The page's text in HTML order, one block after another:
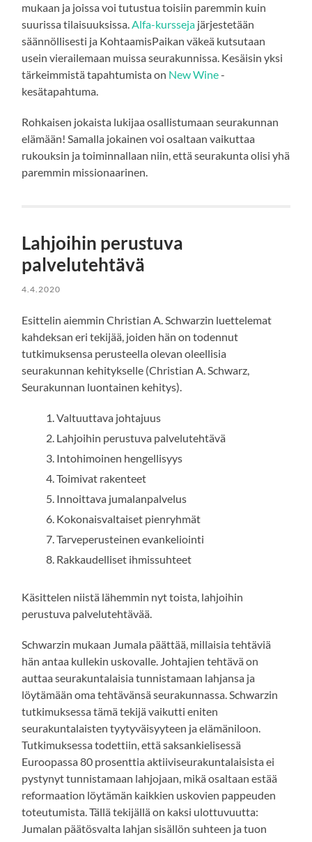
mukaan ja joissa voi tutustua toisiin paremmin kuin
suurissa tilaisuuksissa.Alfa-kursseja järjestetään
säännöllisesti ja KohtaamisPaikan väkeä kutsutaan
usein vierailemaan muissa seurakunnissa. Kesäisin yksi
tärkeimmistä tapahtumista on New Wine-
kesätapahtuma.
Rohkaisen jokaista lukijaa osallistumaan seurakunnan
elämään! Samalla jokainen voi osaltaan vaikuttaa
rukouksin ja toiminnallaan niin, että seurakunta olisi yhä
paremmin missionaarinen.
Lahjoihin perustuva
palvelutehtävä
4.4.2020
Esittelin aiemmin Christian A. Schwarzin luettelemat
kahdeksan eri tekijää, joiden hän on todennut
tutkimuksensa perusteella olevan oleellisia
seurakunnan kehitykselle (Christian A. Schwarz,
Seurakunnan luontainen kehitys).
Valtuuttava johtajuus
Lahjoihin perustuva palvelutehtävä
Intohimoinen hengellisyys
Toimivat rakenteet
Innoittava jumalanpalvelus
Kokonaisvaltaiset pienryhmät
Tarveperusteinen evankeliointi
Rakkaudelliset ihmissuhteet
Käsittelen niistä lähemmin nyt toista, lahjoihin
perustuva palvelutehtävää.
Schwarzin mukaan Jumala päättää, millaisia tehtäviä
hän antaa kullekin uskovalle. Johtajien tehtävä on
auttaa seurakuntalaisia tunnistamaan lahjansa ja
löytämään oma tehtävänsä seurakunnassa. Schwarzin
tutkimuksessa tämä tekijä vaikutti eniten
seurakuntalaisten tyytyväisyyteen ja elämäniloon.
Tutkimuksessa todettiin, että saksankielisessä
Euroopassa 80 prosenttia aktiiviseurakuntalaisista ei
pystynyt tunnistamaan lahjojaan, mikä osaltaan estää
reformaation löytämän kaikkien uskovien pappeuden
toteutumista. Tällä tekijällä on kaksi ulottuvuutta:
Jumalan päätösvalta lahjan sisällön suhteen ja tuon